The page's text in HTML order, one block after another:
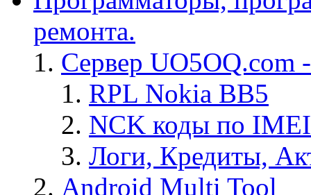
ремонта.
Сервер
RPL Nokia BB5
NCK коды по IMEI
Логи, Кредиты,
Android Multi Tool